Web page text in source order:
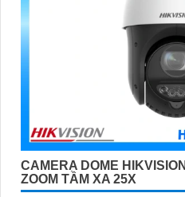
CAMERA DOME
ZOOM TẦM XA 25X